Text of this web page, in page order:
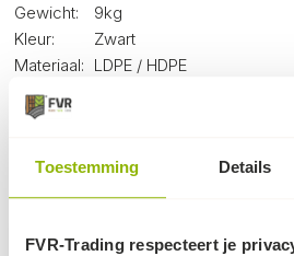
Toestemming Details
FVR-Trading respecteert je
Gewicht:
9kg
Kleur:
Zwart
Materiaal: LDPE / HDPE
Dit kan ook nog knap
17%